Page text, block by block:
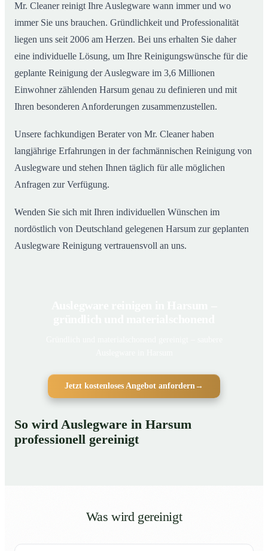
Mr. Cleaner reinigt Ihre Auslegware wann immer und wo
immer Sie uns brauchen. Gründlichkeit und Professionalität
liegen uns seit 2006 am Herzen. Bei uns erhalten Sie daher
eine individuelle Lösung, um Ihre Reinigungswünsche für die
geplante Reinigung der Auslegware im 3,6 Millionen
Einwohner zählenden Harsum genau zu definieren und mit
Ihren besonderen Anforderungen zusammenzustellen.
Unsere fachkundigen Berater von Mr. Cleaner haben
langjährige Erfahrungen in der fachmännischen Reinigung von
Auslegware und stehen Ihnen täglich für alle möglichen
Anfragen zur Verfügung.
Wenden Sie sich mit Ihren individuellen Wünschen im
nordöstlich von Deutschland gelegenen Harsum zur geplanten
Auslegware Reinigung vertrauensvoll an uns.
Jetzt kostenloses Angebot anfordern→
So wird Auslegware in Harsum
professionell gereinigt
Was wird gereinigt